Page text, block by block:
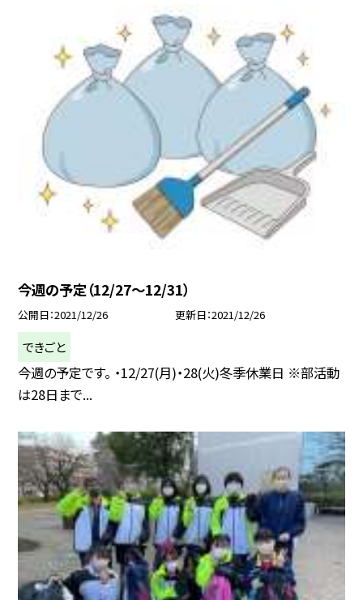
今週の予定（12/27〜12/31）
公開日 2021/12/26 更新日 2021/12/26
できごと
今週の予定です。 ・12/27(月)・28(火)冬季休業日 ※部活動
は28日まで...